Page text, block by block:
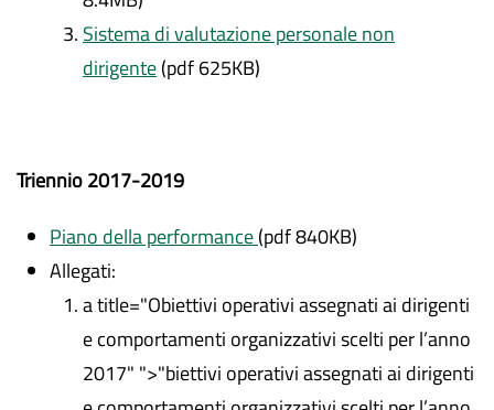
Sistema di valutazione personale non
dirigente(pdf 625KB)
Triennio 2017-2019
Piano della performance(pdf 840KB)
Allegati:
a title="Obiettivi operativi assegnati ai dirigenti
e comportamenti organizzativi scelti per l’anno
2017" ">"biettivi operativi assegnati ai dirigenti